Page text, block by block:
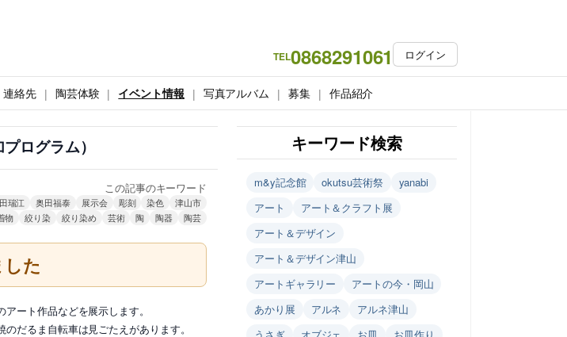
TEL0868291061 ログイン
連絡先 陶芸体験 イベント情報 写真アルバム 募集 作品紹介
ログラム）
この記事のキーワード
瑞江 奥田福泰 展示会 彫刻 染色
津山市
物
絞り染 絞り染め 芸術 陶 陶器 陶芸
た
ート作品などを展示します。
だるま自転車は見ごたえがあります。
キーワード検索
m&y記念館 okutsu芸術祭
yanabi
アート
アート＆クラフト展
アート＆デザイン
アート＆デザイン津山
アートギャラリー
アートの今・岡山
あかり展
アルネ
アルネ津山